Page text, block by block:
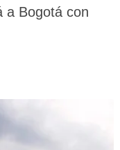
a Bogotá con